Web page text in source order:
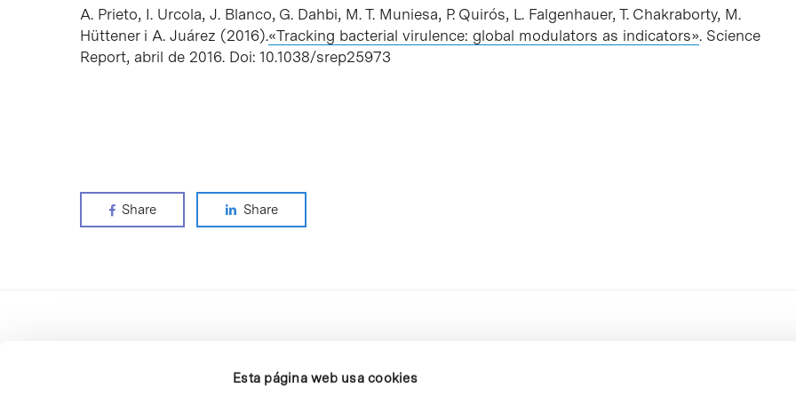
Esta página web usa cookies
A. Prieto, I. Urcola, J. Blanco, G. Dahbi, M. T. Muniesa, P. Quirós, L. Falgenhauer, T. Chakraborty, M.
Hüttener i A. Juárez (2016).«Tracking bacterial virulence: global modulators as indicators». Science
Report, abril de 2016. Doi: 10.1038/srep25973
Share Share